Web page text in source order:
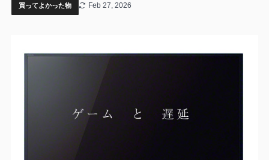
買ってよかった物 Feb 27, 2026